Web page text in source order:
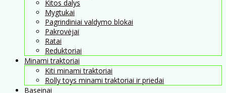
Kitos dalys
Mygtukai
Pagrindiniai valdymo blokai
Pakrovėjai
Ratai
Reduktoriai
Minami traktoriai
Kiti minami traktoriai
Rolly toys minami traktoriai ir priedai
Baseinai